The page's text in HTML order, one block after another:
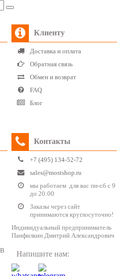
Клиенту
Доставка и оплата
Обратная связь
Обмен и возврат
FAQ
Блог
Контакты
+7 (495) 134-52-72
sales@mostshop.ru
мы работаем для вас пн-сб с 9
до 20:00
Заказы через сайт
принимаются круглосуточно!
Индивидуальный предприниматель
Панфилкин Дмитрий Александрович
Напишите нам: